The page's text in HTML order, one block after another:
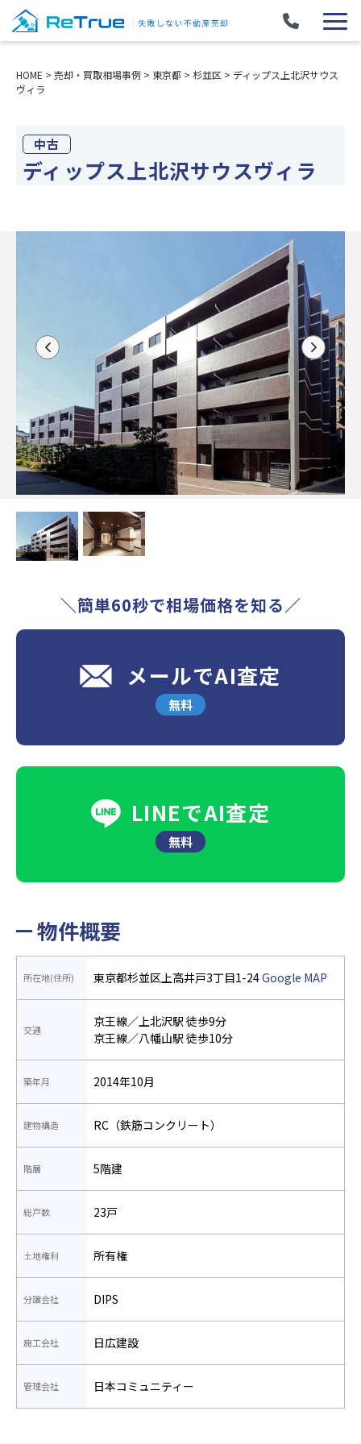
HOME > 売却・買取相場事例 > 東京都 > 杉並区 > ディップス上北沢サウス
ヴィラ
中古
ディップス上北沢サウスヴィラ
＼簡単60秒で相場価格を知る／
メールでAI査定
無料
LINEでAI査定
無料
物件概要
所在地(住所) 東京都杉並区上高井戸3丁目1-24Google MAP
交通
京王線／上北沢駅 徒歩9分
京王線／八幡山駅 徒歩10分
築年月 2014年10月
建物構造 RC（鉄筋コンクリート）
階層 5階建
総戸数 23戸
土地権利 所有権
分譲会社 DIPS
施工会社 日広建設
管理会社 日本コミュニティー